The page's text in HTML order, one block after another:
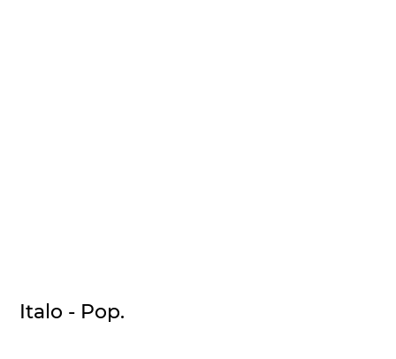
Italo - Pop.